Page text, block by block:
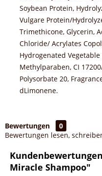
Soybean Protein,
Vulgare Protein/
Trimethicone, Glycerin,
Chloride/ Acrylates
Hydrogenated
Methylparaben, CI
Polysorbate 20,
dLimonene.
Bewertungen
0
Bewertungen lesen,
Miracle Shampoo"